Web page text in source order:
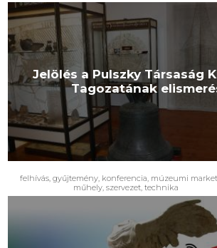
Jelölés a Pulszky Társaság
Tagozatának
felhívás, gyűjtemény, konferencia, múzeumi
műhely, szervezet, technika